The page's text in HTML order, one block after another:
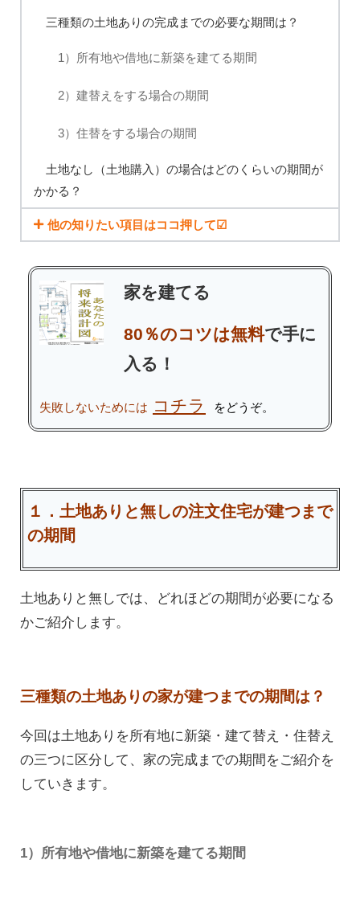
三種類の土地ありの完成までの必要な期間は？
1）所有地や借地に新築を建てる期間
2）建替えをする場合の期間
3）住替をする場合の期間
土地なし（土地購入）の場合はどのくらいの期間が
かかる？
他の知りたい項目はココ押して☑
家を建てる
80％のコツは無料で手に
入る！
失敗しないためには コチラ をどうぞ。
１． 土地ありと無しの注文住宅が建つまで
の期間
土地ありと無しでは、どれほどの期間が必要になる
かご紹介します。
三種類の土地ありの家が建つまでの期間は？
今回は土地ありを所有地に新築・建て替え・住替え
の三つに区分して、家の完成までの期間をご紹介を
していきます。
1）所有地や借地に新築を建てる期間